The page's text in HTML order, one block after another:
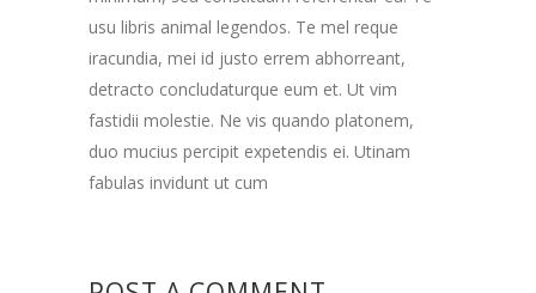
usu libris animal legendos. Te mel reque
iracundia, mei id justo errem abhorreant,
detracto concludaturque eum et. Ut vim
fastidii molestie. Ne vis quando platonem,
duo mucius percipit expetendis ei. Utinam
fabulas invidunt ut cum